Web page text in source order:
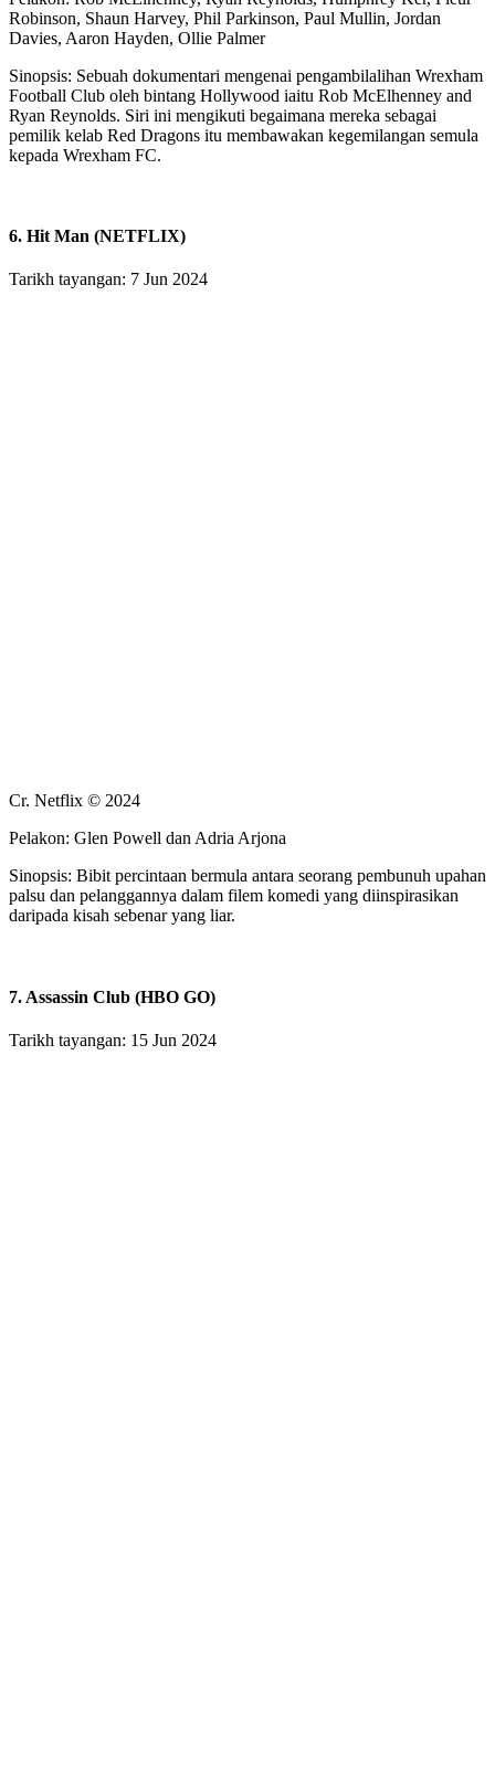
Robinson, Shaun Harvey, Phil Parkinson, Paul Mullin, Jordan
Davies, Aaron Hayden, Ollie Palmer
Sinopsis: Sebuah dokumentari mengenai pengambilalihan Wrexham
Football Club oleh bintang Hollywood iaitu Rob McElhenney and
Ryan Reynolds. Siri ini mengikuti begaimana mereka sebagai
pemilik kelab Red Dragons itu membawakan kegemilangan semula
kepada Wrexham FC.
6. Hit Man (NETFLIX)
Tarikh tayangan: 7 Jun 2024
Cr. Netflix © 2024
Pelakon: Glen Powell dan Adria Arjona
Sinopsis: Bibit percintaan bermula antara seorang pembunuh upahan
palsu dan pelanggannya dalam filem komedi yang diinspirasikan
daripada kisah sebenar yang liar.
7. Assassin Club (HBO GO)
Tarikh tayangan: 15 Jun 2024